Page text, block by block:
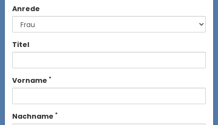
Anrede
Titel
Vorname *
Nachname *